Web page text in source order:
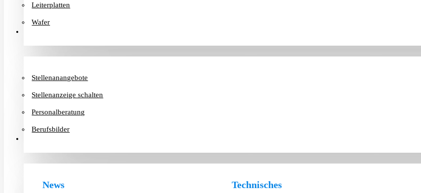
Leiterplatten
Wafer
Stellenanangebote
Stellenanzeige schalten
Personalberatung
Berufsbilder
News Technisches